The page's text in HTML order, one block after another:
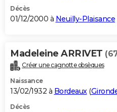
Décès
01/12/2000 à Neuilly-Plaisance
Madeleine ARRIVET
Créer une cagnotte obsèques
Naissance
13/02/1932 à Bordeaux(
Décès